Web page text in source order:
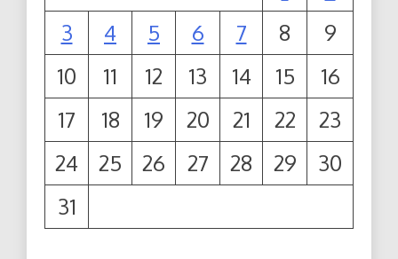
3
4 5 6 7 8
9
10
11 12 13 14 15
16
17
18 19 20 21 22
23
24
25 26 27 28 29
30
31